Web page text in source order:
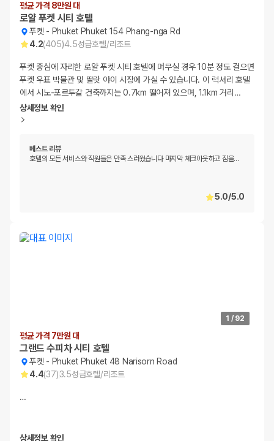
평균 가격 8만원 대
로얄 푸켓 시티 호텔
푸켓 - Phuket Phuket 154 Phang-nga Rd
4.2(405)4.5성급호텔/리조트
푸켓 중심에 자리한 로얄 푸켓 시티 호텔에 머무실 경우 10분 정도 걸으면
푸켓 우표 박물관 및 딸랏 야이 시장에 가실 수 있습니다. 이 럭셔리 호텔
에서 시노-포르투갈 건축까지는 0.7km 떨어져 있으며, 1.1km 거리 …
상세정보 확인
베스트 리뷰
호텔의 모든 서비스와 직원들은 만족 스러웠습니다 마지막 체크아웃하고 짐을…
5.0/5.0
1 / 92
평균 가격 7만원 대
그랜드 수피차 시티 호텔
푸켓 - Phuket Phuket 48 Narisorn Road
4.4(37)3.5성급호텔/리조트
…
상세정보 확인